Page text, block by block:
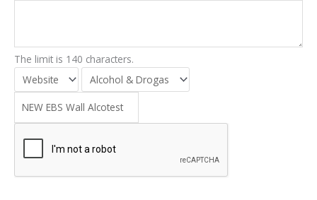
The limit is 140 characters.